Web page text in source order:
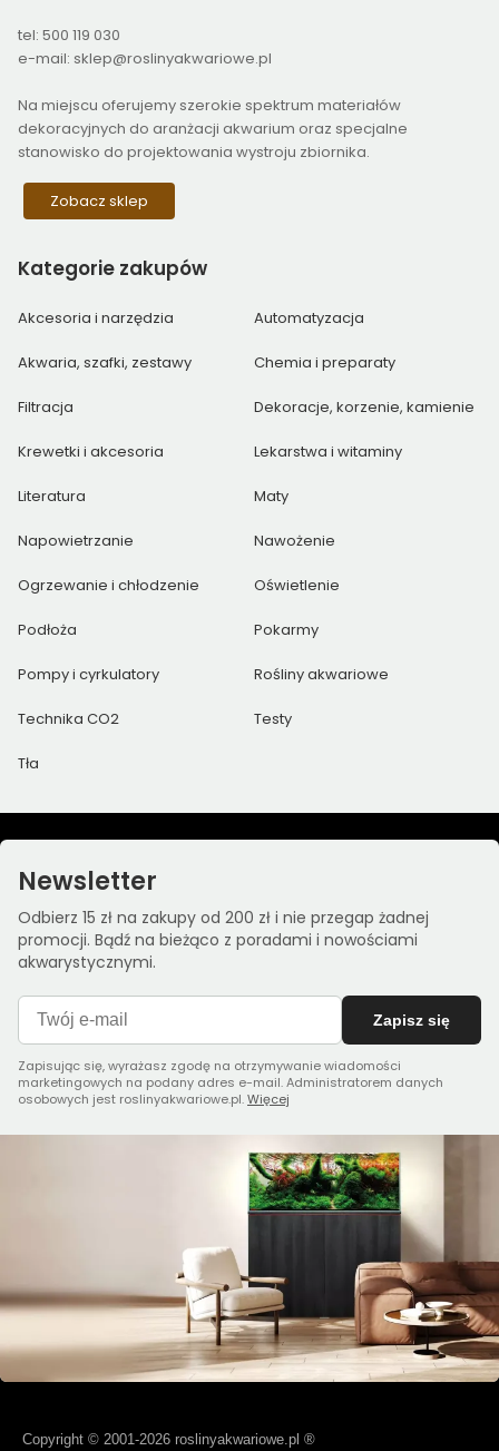
tel: 500 119 030
e-mail: sklep@roslinyakwariowe.pl
Na miejscu oferujemy szerokie spektrum materiałów
dekoracyjnych do aranżacji akwarium oraz specjalne
stanowisko do projektowania wystroju zbiornika.
Zobacz sklep
Kategorie zakupów
Akcesoria i narzędzia Automatyzacja
Akwaria, szafki, zestawy Chemia i preparaty
Filtracja Dekoracje, korzenie, kamienie
Krewetki i akcesoria Lekarstwa i witaminy
Literatura Maty
Napowietrzanie Nawożenie
Ogrzewanie i chłodzenie Oświetlenie
Podłoża Pokarmy
Pompy i cyrkulatory Rośliny akwariowe
Technika CO2 Testy
Tła
Newsletter
Odbierz 15 zł na zakupy od 200 zł i nie przegap żadnej
promocji. Bądź na bieżąco z poradami i nowościami
akwarystycznymi.
Zapisz się
Zapisując się, wyrażasz zgodę na otrzymywanie wiadomości
marketingowych na podany adres e-mail. Administratorem danych
osobowych jest roslinyakwariowe.pl.Więcej
Copyright © 2001-2026 roslinyakwariowe.pl ®